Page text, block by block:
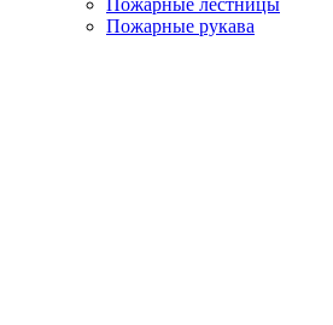
Пожарные лестницы
Пожарные рукава